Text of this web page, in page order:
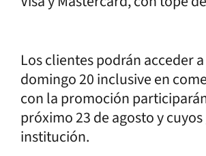
Los clientes podrán acceder
domingo 20 inclusive en
con la promoción
próximo 23 de agosto y
institución.